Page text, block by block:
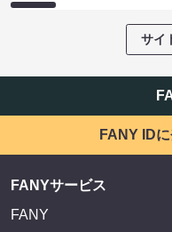
サイ
FANY ID
FANYサービス
FANY